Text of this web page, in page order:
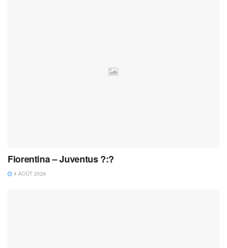
Fiorentina – Juventus ?:?
4 AOÛT 2026